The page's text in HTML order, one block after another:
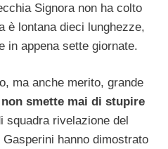
Signora non ha colto
è lontana dieci lunghezze,
in appena sette giornate.
ma anche merito, grande
smette mai di stupire
squadra rivelazione del
hanno dimostrato